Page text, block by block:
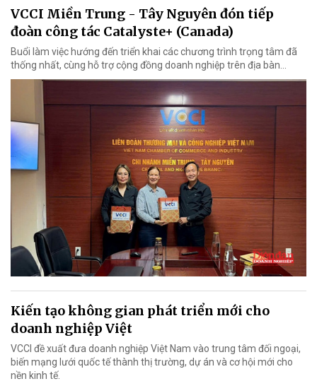
VCCI Miền Trung - Tây Nguyên đón tiếp
đoàn công tác Catalyste+ (Canada)
Buổi làm việc hướng đến triển khai các chương trình trọng tâm đã
thống nhất, cùng hỗ trợ cộng đồng doanh nghiệp trên địa bàn...
Kiến tạo không gian phát triển mới cho
doanh nghiệp Việt
VCCI đề xuất đưa doanh nghiệp Việt Nam vào trung tâm đối ngoại,
biến mạng lưới quốc tế thành thị trường, dự án và cơ hội mới cho
nền kinh tế.